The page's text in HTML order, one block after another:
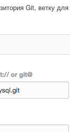
Git, ветку